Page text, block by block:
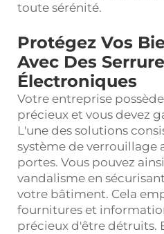
toute sérénité.
Protégez Vos
Avec Des
Électroniques
Votre entreprise
précieux et vous devez
L'une des solutions
système de verrouillage
portes. Vous pouvez
vandalisme en
votre bâtiment. Cela
fournitures et
précieux d'être détruits.